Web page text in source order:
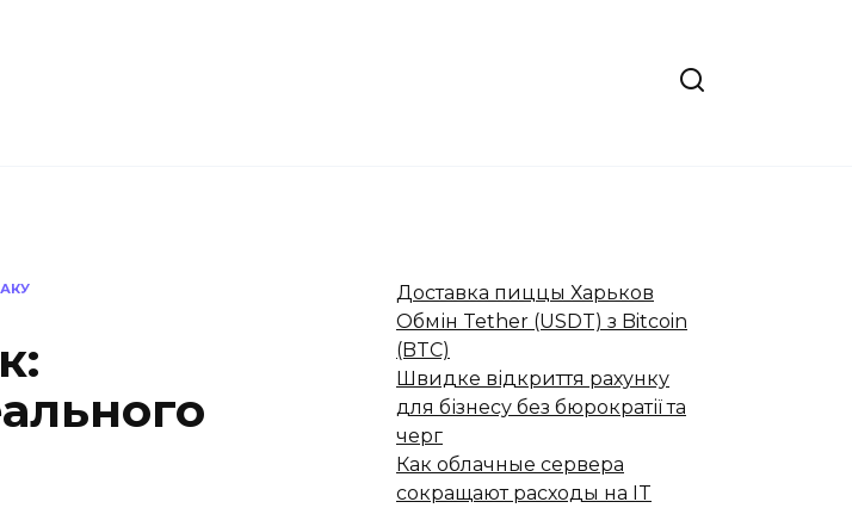
Доставка пиццы Харьков
Обмін Tether (USDT) з Bitcoin
(BTC)
Швидке відкриття рахунку
для бізнесу без бюрократії та
черг
Как облачные сервера
сокращают расходы на IT